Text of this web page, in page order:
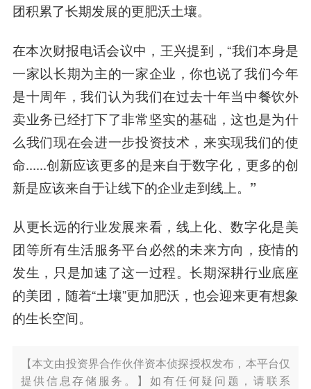
团积累了长期发展的更肥沃土壤。
在本次财报电话会议中，王兴提到，“我们本身是
一家以长期为主的一家企业，你也说了我们今年
是十周年，我们认为我们在过去十年当中餐饮外
卖业务已经打下了非常坚实的基础，这也是为什
么我们现在会进一步投资技术，来实现我们的使
命......创新应该更多的是来自于数字化， 更多的创
新是应该来自于让线下的企业走到线上。”
从更长远的行业发展来看，线上化、数字化是美
团等所有生活服务平台必然的未来方向，疫情的
发生，只是加速了这一过程。长期深耕行业底座
的美团，随着“土壤”更加肥沃，也会迎来更有想象
的生长空间。
【本文由投资界合作伙伴资本侦探授权发布，本平台仅
提供信息存储服务。】如有任何疑问题，请联系